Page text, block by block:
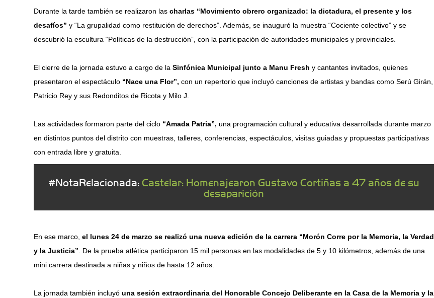
Durante la tarde también se realizaron lascharlas “Movimiento obrero organizado: la dictadura, el presente y los
desafíos” y “La grupalidad como restitución de derechos”. Además, se inauguró la muestra “Cociente colectivo” y se
descubrió la escultura “Políticas de la destrucción”, con la participación de autoridades municipales y provinciales.
El cierre de la jornada estuvo a cargo de laSinfónica Municipal junto a Manu Fresh y cantantes invitados, quienes
presentaron el espectáculo “Nace una Flor”, con un repertorio que incluyó canciones de artistas y bandas como Serú Girán,
Patricio Rey y sus Redonditos de Ricota y Milo J.
Las actividades formaron parte del ciclo “Amada Patria”, una programación cultural y educativa desarrollada durante marzo
en distintos puntos del distrito con muestras, talleres, conferencias, espectáculos, visitas guiadas y propuestas participativas
con entrada libre y gratuita.
#NotaRelacionada: Castelar: Homenajearon Gustavo Cortiñas a 47 años de su
desaparición
En ese marco,el lunes 24 de marzo se realizó una nueva edición de la carrera “Morón Corre por la Memoria, la Verdad
y la Justicia” . De la prueba atlética participaron 15 mil personas en las modalidades de 5 y 10 kilómetros, además de una
mini carrera destinada a niñas y niños de hasta 12 años.
La jornada también incluyóuna sesión extraordinaria del Honorable Concejo Deliberante en la Casa de la Memoria y la